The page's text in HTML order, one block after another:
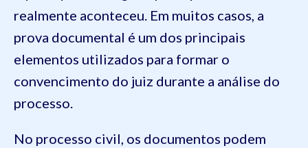
realmente aconteceu. Em muitos casos, a
prova documental é um dos principais
elementos utilizados para formar o
convencimento do juiz durante a análise do
processo.
No processo civil, os documentos podem